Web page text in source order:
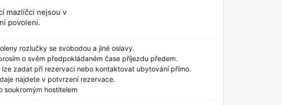
mazlíčci nejsou v
povoleni.
rozlučky se svobodou a jiné oslavy.
o svém předpokládaném čase příjezdu předem.
lze zadat při rezervaci nebo kontaktovat ubytování přímo.
najdete v potvrzení rezervace.
soukromým hostitelem